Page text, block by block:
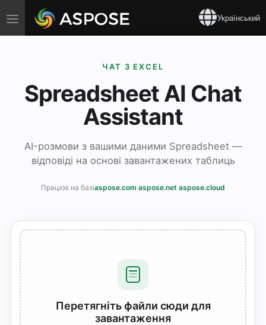
Toggle
navigation
Український
ЧАТ З EXCEL
Spreadsheet AI Chat
Assistant
AI-розмови з вашими даними Spreadsheet —
відповіді на основі завантажених таблиць
Працює на базіaspose.com·aspose.net·aspose.cloud
Перетягніть файли сюди для
завантаження